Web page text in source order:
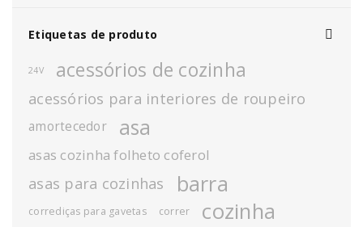
Etiquetas de produto
24V acessórios de cozinha
acessórios para interiores de roupeiro
amortecedor asa
asas cozinha folheto coferol
asas para cozinhas barra
corrediças para gavetas correr cozinha